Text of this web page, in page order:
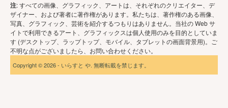
注: すべての画像、グラフィック、アートは、それぞれのクリエイター、デ
ザイナー、および著者に著作権があります。私たちは、著作権のある画像、
写真、グラフィック、芸術を紹介するつもりはありません。当社の Web サ
イトで利用できるアート、グラフィックスは個人使用のみを目的としていま
す (デスクトップ、ラップトップ、モバイル、タブレットの画面背景用)。ご
不明な点がございましたら、お問い合わせください。
Copyright © 2026 - いらすと や. 無断転載を禁じます。